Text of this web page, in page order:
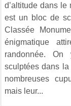
d’altitude dans
est un bloc de
Classée
énigmatique
randonnée.
sculptées dans
nombreuses
mais leur...